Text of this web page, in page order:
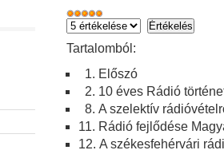
Tartalomból:
1. Előszó
2. 10 éves Rádió
8. A szelektív
11. Rádió fejlődése
12. A székesfehérvári